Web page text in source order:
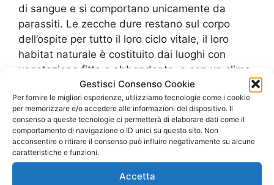
Gestisci Consenso Cookie
Per fornire le migliori esperienze, utilizziamo tecnologie come i cookie
per memorizzare e/o accedere alle informazioni del dispositivo. Il
consenso a queste tecnologie ci permetterà di elaborare dati come il
comportamento di navigazione o ID unici su questo sito. Non
acconsentire o ritirare il consenso può influire negativamente su alcune
caratteristiche e funzioni.
Accetta
di sangue e si comportano unicamente da
parassiti. Le zecche dure restano sul corpo
dell’ospite per tutto il loro ciclo vitale, il loro
habitat naturale è costituito dai luoghi con
vegetazione fitta e abbondante, e con un clima
prevalentemente fresco e umido.
Le specie più diffuse e note sono le zecche del
cane e le zecche della pecora, entrambe
possono attaccare l’uomo, in particolare la
zecca del cane, a causa della vicinanza con
l’uomo di questi animali, che vivono nella stessa
casa. La presenza di questo tipo di zecca è